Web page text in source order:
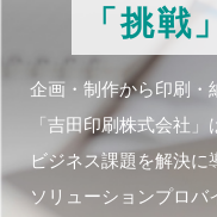
「挑戦
企画・制作から印刷・
「吉田印刷株式会社」
ビジネス課題を解決に
ソリューションプロバ